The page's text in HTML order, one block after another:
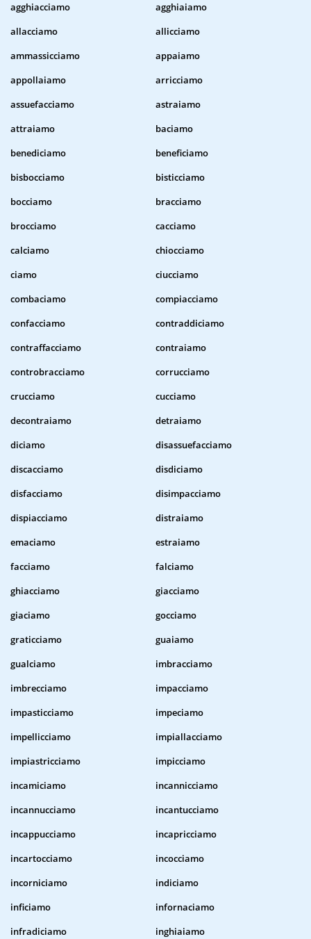
agghiacciamo
agghiaiamo
allacciamo
allicciamo
ammassicciamo
appaiamo
appollaiamo
arricciamo
assuefacciamo
astraiamo
attraiamo
baciamo
benediciamo
beneficiamo
bisbocciamo
bisticciamo
bocciamo
bracciamo
brocciamo
cacciamo
calciamo
chiocciamo
ciamo
ciucciamo
combaciamo
compiacciamo
confacciamo
contraddiciamo
contraffacciamo
contraiamo
controbracciamo
corrucciamo
crucciamo
cucciamo
decontraiamo
detraiamo
diciamo
disassuefacciamo
discacciamo
disdiciamo
disfacciamo
disimpacciamo
dispiacciamo
distraiamo
emaciamo
estraiamo
facciamo
falciamo
ghiacciamo
giacciamo
giaciamo
gocciamo
graticciamo
guaiamo
gualciamo
imbracciamo
imbrecciamo
impacciamo
impasticciamo
impeciamo
impellicciamo
impiallacciamo
impiastricciamo
impicciamo
incamiciamo
incannicciamo
incannucciamo
incantucciamo
incappucciamo
incapricciamo
incartocciamo
incocciamo
incorniciamo
indiciamo
inficiamo
infornaciamo
infradiciamo
inghiaiamo